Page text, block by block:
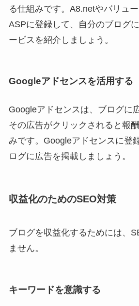
る仕組みです。A8.netやバリュ
ASPに登録して、自分のブログ
ービスを紹介しましょう。
Googleアドセンスを活用する
Googleアドセンスは、ブログに
その広告がクリックされると報
みです。Googleアドセンスに登
ログに広告を掲載しましょう。
収益化のためのSEO対策
ブログを収益化するためには、
ません。
キーワードを意識する